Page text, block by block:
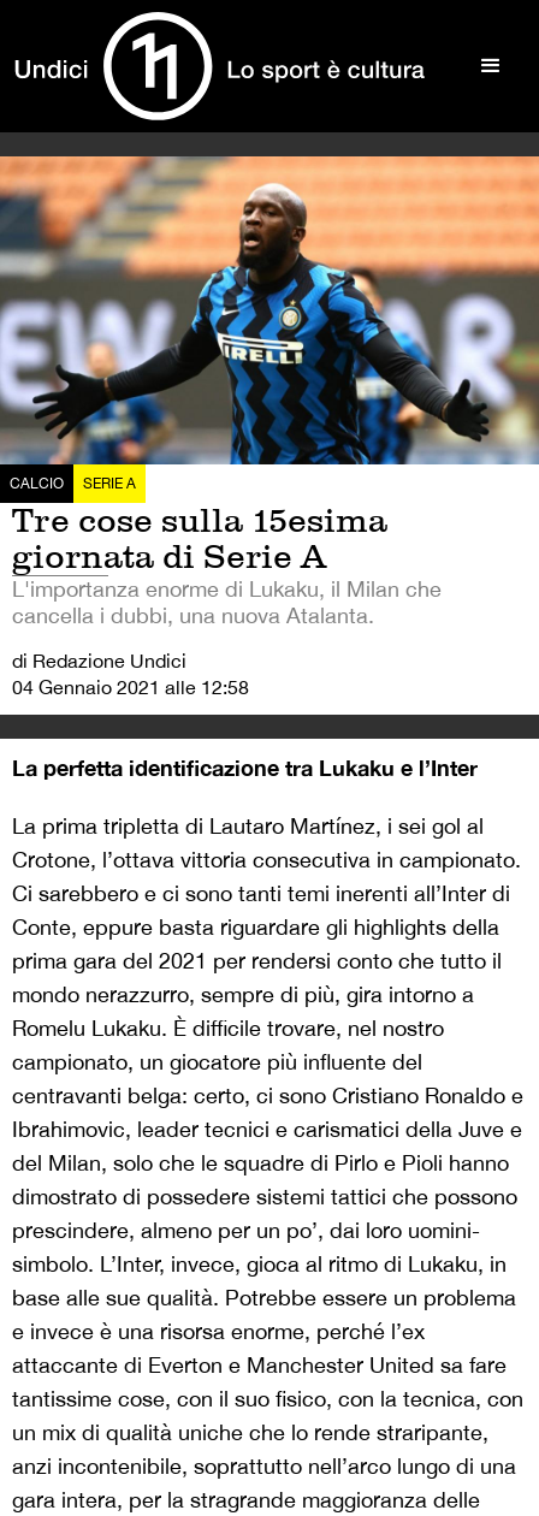
CALCIO SERIE A
Tre cose sulla 15esima
giornata di Serie A
L'importanza enorme di Lukaku, il Milan che
cancella i dubbi, una nuova Atalanta.
di Redazione Undici
04 Gennaio 2021 alle 12:58
La perfetta identificazione tra Lukaku e l’Inter
La prima tripletta di Lautaro Martínez, i sei gol al
Crotone, l’ottava vittoria consecutiva in campionato.
Ci sarebbero e ci sono tanti temi inerenti all’Inter di
Conte, eppure basta riguardare gli highlights della
prima gara del 2021 per rendersi conto che tutto il
mondo nerazzurro, sempre di più, gira intorno a
Romelu Lukaku. È difficile trovare, nel nostro
campionato, un giocatore più influente del
centravanti belga: certo, ci sono Cristiano Ronaldo e
Ibrahimovic, leader tecnici e carismatici della Juve e
del Milan, solo che le squadre di Pirlo e Pioli hanno
dimostrato di possedere sistemi tattici che possono
prescindere, almeno per un po’, dai loro uomini-
simbolo. L’Inter, invece, gioca al ritmo di Lukaku, in
base alle sue qualità. Potrebbe essere un problema
e invece è una risorsa enorme, perché l’ex
attaccante di Everton e Manchester United sa fare
tantissime cose, con il suo fisico, con la tecnica, con
un mix di qualità uniche che lo rende straripante,
anzi incontenibile, soprattutto nell’arco lungo di una
gara intera, per la stragrande maggioranza delle